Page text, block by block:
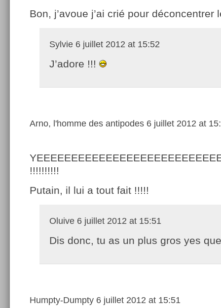
Bon, j’avoue j’ai crié pour déconcentrer
Sylvie 6 juillet 2012 at 15:52
J’adore !!!
Arno, l'homme des antipodes 6 juillet 2012 at
!!!!!!!!!!
Putain, il lui a tout fait !!!!!
Oluive 6 juillet 2012 at 15:51
Dis donc, tu as un plus gros yes
Humpty-Dumpty 6 juillet 2012 at 15:51